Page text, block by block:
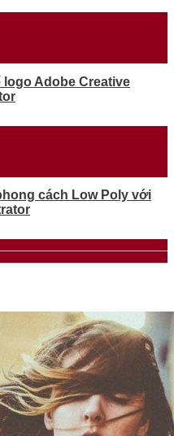
Adobe Creative
cách Low Poly với